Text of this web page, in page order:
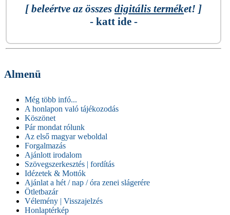
[ beleértve az összes digitális terméket! ]
- katt ide -
Almenü
Még több infó...
A honlapon való tájékozodás
Köszönet
Pár mondat rólunk
Az első magyar weboldal
Forgalmazás
Ajánlott irodalom
Szövegszerkesztés | fordítás
Idézetek & Mottók
Ajánlat a hét / nap / óra zenei slágerére
Ötletbazár
Vélemény | Visszajelzés
Honlaptérkép